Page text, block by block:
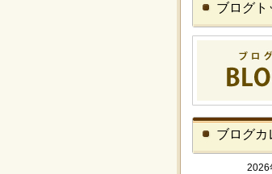
ブログト
ブログカ
2026